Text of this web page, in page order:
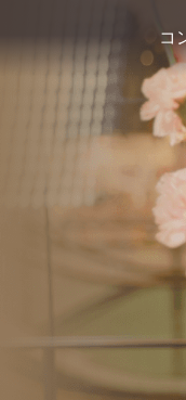
コ